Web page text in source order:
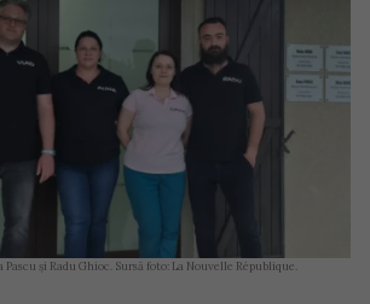
și Radu Ghioc. Sursă foto: La Nouvelle République.